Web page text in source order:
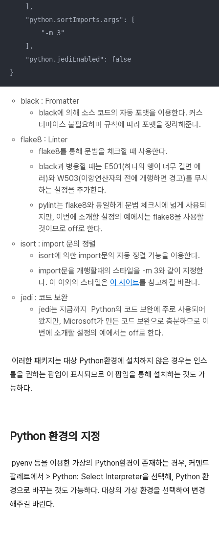
    ],
    "python.sortImports.args": [
        "-m 3"
    ],
    "python.jediEnabled": false
}
black : Fromatter
black에 의해 소스 코드의 자동 포맷을 이용한다. 커스
터마이스 불필요하며 규칙에 따라 포맷을 정리해준다.
flake8 : Linter
flake8를 통해 문법을 체크할 때 사용한다.
black과 병용할 때는 E501(하나의 행이 너무 길면 에
러)와 W503(이항연산자의 전에 개행하면 경고)를 무시
하는 설정을 추가한다.
pylint는 flake8와 동일하게 문법 체크시에 넓게 사용되
지만, 이번에 소개할 설정의 예에서는 flake8을 사용할
것이므로 off로 한다.
isort : import 문의 정렬
isort에 의한 import문의 자동 정렬 기능을 이용한다.
import문을 개행할때의 스타일을 -m 3와 같이 지정한
다. 이 이외의 스타일은 이 사이트를 참고하길 바란다.
jedi : 코드 보완
jedi는 지금까지 Python의 코드 보완에 주로 사용되어
왔지만, Microsoft가 만든 코드 보완으로 충분하므로 이
번에 소개할 설정의 예에서는 off로 한다.
이러한 패키지는 대상 Python환경에 설치하지 않은 경우는 인스
톨을 권하는 팝업이 표시되므로 이 팝업을 통해 설치하는 것도 가
능하다.
Python 환경의 지정
pyenv 등을 이용한 가상의 Python환경이 존재하는 경우, 커맨드
팔레트에서 > Python: Select Interpreter을 선택해, Python 환
경으로 바꾸는 것도 가능하다. 대상의 가상 환경을 선택하여 변경
해주길 바란다.